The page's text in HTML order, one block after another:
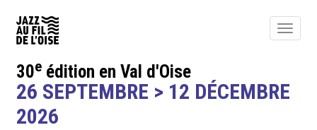
Toggle
ACTUALITÉS
ÉDITO
30e édition en Val d'Oise
26 SEPTEMBRE > 12 DÉCEMBRE
2026